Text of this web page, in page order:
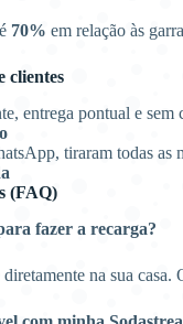
70% em relação às
clientes
entrega pontual e
tiraram todas as
(FAQ)
fazer a recarga?
na sua